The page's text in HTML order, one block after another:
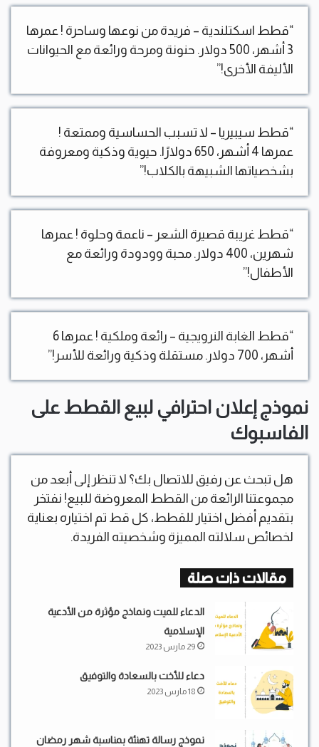
“قطط اسكتلندية – فريدة من نوعها وساحرة ! عمرها
3 أشهر، 500 دولار. حنونة ومرحة ورائعة مع الحيوانات
الأليفة الأخرى!”
“قطط سيبيريا – لا تسبب الحساسية وممتعة !
عمرها 4 أشهر، 650 دولارًا. حيوية وذكية ومعروفة
بشخصياتها الشبيهة بالكلاب!”
“قطط غريبة قصيرة الشعر – ناعمة وحلوة ! عمرها
شهرين، 400 دولار. محبة وودودة ورائعة مع
الأطفال!”
“قطط الغابة النرويجية – رائعة وملكية ! عمرها 6
أشهر، 700 دولار. مستقلة وذكية ورائعة للأسر!”
نموذج إعلان احترافي لبيع القطط على
الفاسبوك
هل تبحث عن رفيق للاتصال بك؟ لا تنظر إلى أبعد من
مجموعتنا الرائعة من القطط المعروضة للبيع! نفتخر
بتقديم أفضل اختيار للقطط، كل قط تم اختياره بعناية
لخصائص سلالته المميزة وشخصيته الفريدة.
مقالات ذات صلة
الدعاء للميت ونماذج مؤثرة من الأدعية
الإسلامية
29 مارس 2023
دعاء للأخت بالسعادة والتوفيق
18 مارس 2023
نموذج رسالة تهنئة بمناسبة شهر رمضان